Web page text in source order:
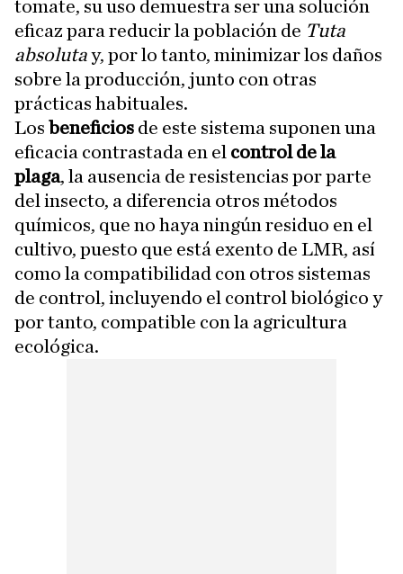
tomate, su uso demuestra ser una solución
eficaz para reducir la población de Tuta
absolutay, por lo tanto, minimizar los daños
sobre la producción, junto con otras
prácticas habituales.
Los beneficios de este sistema suponen una
eficacia contrastada en el control de la
plaga, la ausencia de resistencias por parte
del insecto, a diferencia otros métodos
químicos, que no haya ningún residuo en el
cultivo, puesto que está exento de LMR, así
como la compatibilidad con otros sistemas
de control, incluyendo el control biológico y
por tanto, compatible con la agricultura
ecológica.